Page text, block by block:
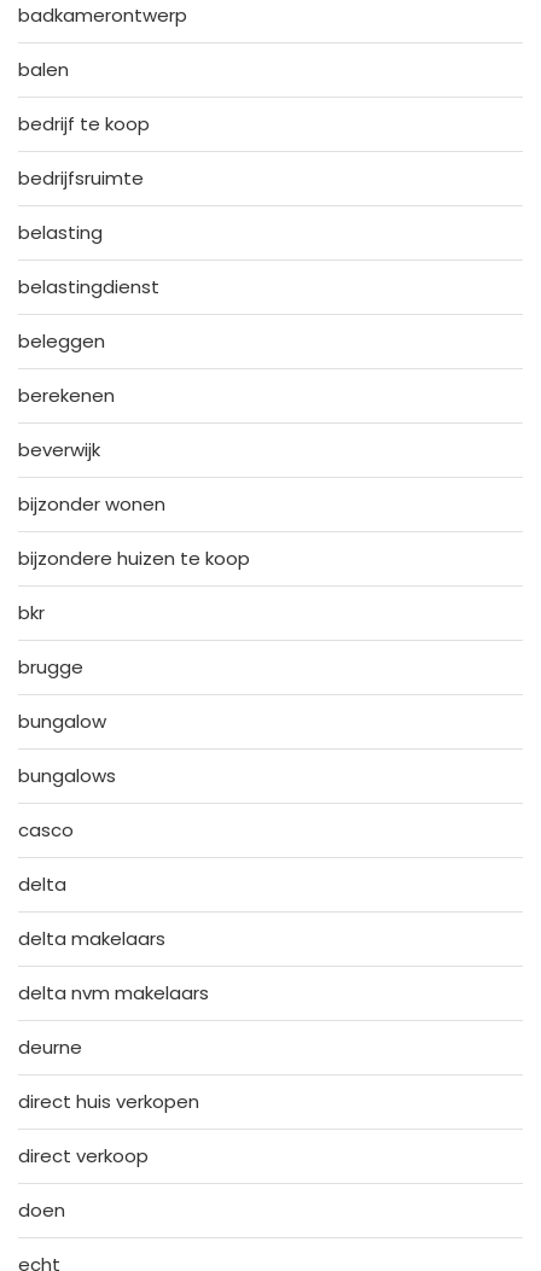
badkamerontwerp
balen
bedrijf te koop
bedrijfsruimte
belasting
belastingdienst
beleggen
berekenen
beverwijk
bijzonder wonen
bijzondere huizen te koop
bkr
brugge
bungalow
bungalows
casco
delta
delta makelaars
delta nvm makelaars
deurne
direct huis verkopen
direct verkoop
doen
echt